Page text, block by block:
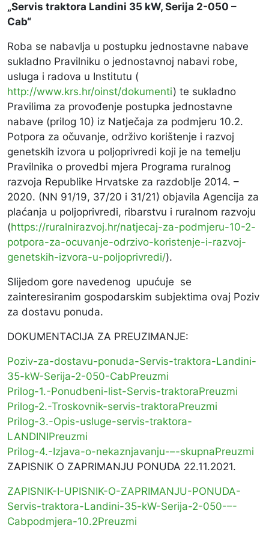
„Servis traktora Landini 35 kW, Serija 2-050 –
Cab“
Roba se nabavlja u postupku jednostavne nabave
sukladno Pravilniku o jednostavnoj nabavi robe,
usluga i radova u Institutu (
http://www.krs.hr/oinst/dokumenti) te sukladno
Pravilima za provođenje postupka jednostavne
nabave (prilog 10) iz Natječaja za podmjeru 10.2.
Potpora za očuvanje, održivo korištenje i razvoj
genetskih izvora u poljoprivredi koji je na temelju
Pravilnika o provedbi mjera Programa ruralnog
razvoja Republike Hrvatske za razdoblje 2014. –
2020. (NN 91/19, 37/20 i 31/21) objavila Agencija za
plaćanja u poljoprivredi, ribarstvu i ruralnom razvoju
(https://ruralnirazvoj.hr/natjecaj-za-podmjeru-10-2-
potpora-za-ocuvanje-odrzivo-koristenje-i-razvoj-
genetskih-izvora-u-poljoprivredi/).
Slijedom gore navedenog upućuje se
zainteresiranim gospodarskim subjektima ovaj Poziv
za dostavu ponuda.
DOKUMENTACIJA ZA PREUZIMANJE:
Poziv-za-dostavu-ponuda-Servis-traktora-Landini-
35-kW-Serija-2-050-CabPreuzmi
Prilog-1.-Ponudbeni-list-Servis-traktoraPreuzmi
Prilog-2.-Troskovnik-servis-traktoraPreuzmi
Prilog-3.-Opis-usluge-servis-traktora-
LANDINIPreuzmi
Prilog-4.-Izjava-o-nekaznjavanju-–-skupnaPreuzmi
ZAPISNIK O ZAPRIMANJU PONUDA 22.11.2021.
ZAPISNIK-I-UPISNIK-O-ZAPRIMANJU-PONUDA-
Servis-traktora-Landini-35-kW-Serija-2-050-–-
Cabpodmjera-10.2Preuzmi